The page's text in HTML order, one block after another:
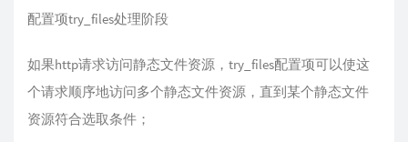
配置项try_files处理阶段
如果http请求访问静态文件资源，try_files配置项可以使这
个请求顺序地访问多个静态文件资源，直到某个静态文件
资源符合选取条件；